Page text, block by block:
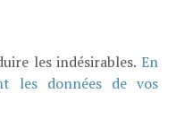
les indésirables. En
les données de vos